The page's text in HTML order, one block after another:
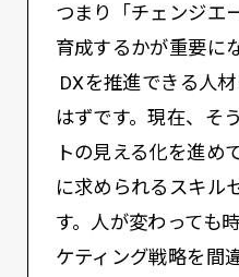
つまり「チェンジエ
育成するかが重要に
DXを推進できる人
はずです。現在、そ
トの見える化を進め
に求められるスキル
す。人が変わっても
ケティング戦略を間